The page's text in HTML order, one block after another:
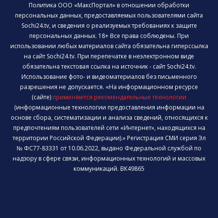
Политика ООО «МаксПортал» в отношении обработки
персональных данных, предоставляемых пользователями сайта
Sochi24.tv, и сведения о реализуемых требованиях к защите
персональных данных. 18+ Все права соблюдены. При
использовании любых материалов сайта обязательна гиперссылка
на сайт Sochi24.tv. При перепечатке в неэлектронном виде
обязательна текстовая ссылка на источник - сайт Sochi24.tv.
Использование фото- и видеоматериалов без письменного
разрешения не допускается. «На информационном ресурсе
(сайте) применяются рекомендательные технологии
(информационные технологии предоставления информации на
основе сбора, систематизации и анализа сведений, относящихся к
предпочтениям пользователей сети «Интернет», находящихся на
территории Российской Федерации).» Регистрация СМИ серия Эл
№ ФС77-83331 от 10.06.2022, выдано Федеральной службой по
надзору в сфере связи, информационных технологий и массовых
коммуникаций. ВК49865